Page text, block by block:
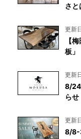
さ
更新
【
板」
更新
8/
らせ
更新
8/8-